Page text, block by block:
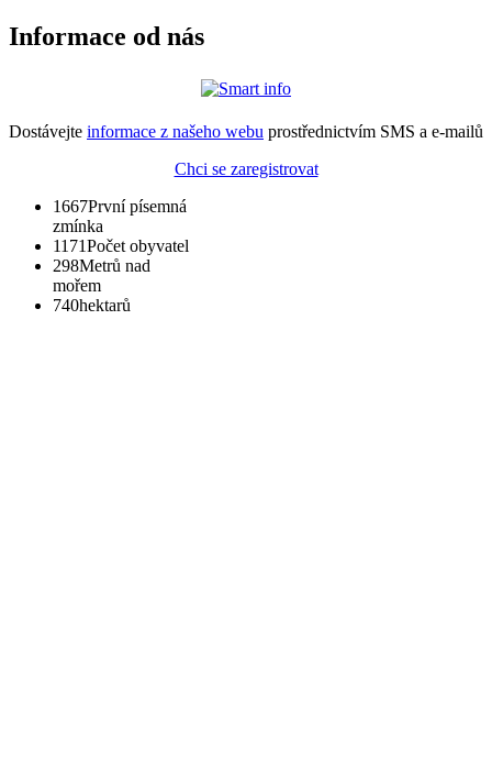
Informace od nás
Dostávejte informace z našeho webu prostřednictvím SMS a e-mailů
Chci se zaregistrovat
1667První písemná
zmínka
1171Počet obyvatel
298Metrů nad
mořem
740hektarů